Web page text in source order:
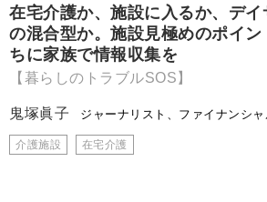
在宅介護か、施設に入るか、デ
の混合型か。施設見極めのポイ
ちに家族で情報収集を
【暮らしのトラブルSOS】
鬼塚眞子 ジャーナリスト、ファイナンシ
介護施設 在宅介護